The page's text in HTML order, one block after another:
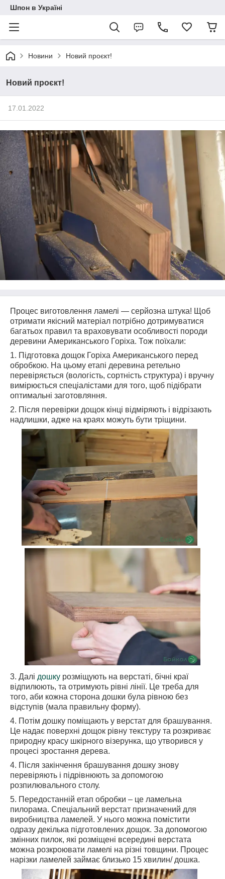
Шпон в Україні
Новини Новий проєкт!
Новий проєкт!
17.01.2022
Процес виготовлення ламелі — серйозна штука! Щоб
отримати якісний матеріал потрібно дотримуватися
багатьох правил та враховувати особливості породи
деревини Американського Горіха. Тож поїхали:
1. Підготовка дощок Горіха Американського перед
обробкою. На цьому етапі деревина ретельно
перевіряється (вологість, сортність структура) і вручну
вимірюється спеціалістами для того, щоб підібрати
оптимальні заготовляння.
2. Після перевірки дощок кінці відміряють і відрізають
надлишки, адже на краях можуть бути тріщини.
3. Далі дошку розміщують на верстаті, бічні краї
відпилюють, та отримують рівні лінії. Це треба для
того, аби кожна сторона дошки була рівною без
відступів (мала правильну форму).
4. Потім дошку поміщають у верстат для брашування.
Це надає поверхні дощок рівну текстуру та розкриває
природну красу шкірного візерунка, що утворився у
процесі зростання дерева.
4. Після закінчення брашування дошку знову
перевіряють і підрівнюють за допомогою
розпилювального столу.
5. Передостанній етап обробки – це ламельна
пилорама. Спеціальний верстат призначений для
виробництва ламелей. У нього можна помістити
одразу декілька підготовлених дощок. За допомогою
змінних пилок, які розміщені всередині верстата
можна розкроювати ламелі на різні товщини. Процес
нарізки ламелей займає близько 15 хвилин/ дошка.